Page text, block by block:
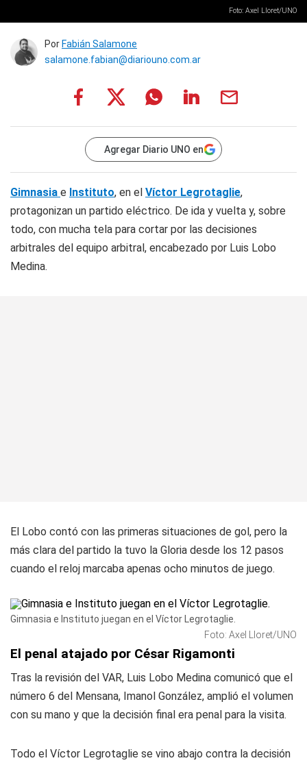
Foto: Axel Lloret/UNO
Por Fabián Salamone
salamone.fabian@diariouno.com.ar
Agregar Diario UNO en
Gimnasia e Instituto, en el Víctor Legrotaglie,
protagonizan un partido eléctrico. De ida y vuelta y, sobre
todo, con mucha tela para cortar por las decisiones
arbitrales del equipo arbitral, encabezado por Luis Lobo
Medina.
El Lobo contó con las primeras situaciones de gol, pero la
más clara del partido la tuvo la Gloria desde los 12 pasos
cuando el reloj marcaba apenas ocho minutos de juego.
Gimnasia e Instituto juegan en el Víctor Legrotaglie.
Foto: Axel Lloret/UNO
El penal atajado por César Rigamonti
Tras la revisión del VAR, Luis Lobo Medina comunicó que el
número 6 del Mensana, Imanol González, amplió el volumen
con su mano y que la decisión final era penal para la visita.
Todo el Víctor Legrotaglie se vino abajo contra la decisión